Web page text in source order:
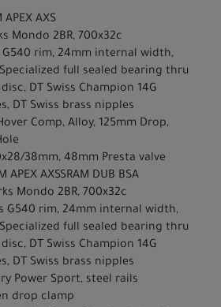
AXS
Mondo 2BR, 700x32c
G540 rim, 24mm internal width,
full sealed bearing thru
DT Swiss Champion 14G
DT Swiss brass nipples
Comp, Alloy, 125mm Drop,
38mm, 48mm Presta valve
AXSSRAM DUB BSA
Mondo 2BR, 700x32c
G540 rim, 24mm internal width,
full sealed bearing thru
DT Swiss Champion 14G
DT Swiss brass nipples
Power Sport, steel rails
drop clamp